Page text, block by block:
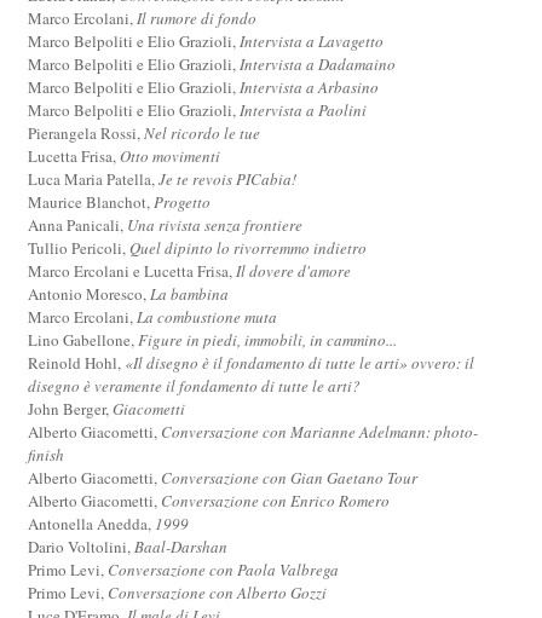
Marco Ercolani,Il rumore di fondo
Marco Belpoliti e Elio Grazioli,Intervista a Lavagetto
Marco Belpoliti e Elio Grazioli,Intervista a Dadamaino
Marco Belpoliti e Elio Grazioli,Intervista a Arbasino
Marco Belpoliti e Elio Grazioli,Intervista a Paolini
Pierangela Rossi,Nel ricordo le tue
Lucetta Frisa,Otto movimenti
Luca Maria Patella,Je te revois PICabia!
Maurice Blanchot,Progetto
Anna Panicali, Una rivista senza frontiere
Tullio Pericoli,Quel dipinto lo rivorremmo indietro
Marco Ercolani e Lucetta Frisa,Il dovere d'amore
Antonio Moresco,La bambina
Marco Ercolani,La combustione muta
Lino Gabellone,Figure in piedi, immobili, in cammino...
Reinold Hohl, «Il disegno è il fondamento di tutte le arti» ovvero: il
disegno è veramente il fondamento di tutte le arti?
John Berger,Giacometti
Alberto Giacometti, Conversazione con Marianne Adelmann: photo-
finish
Alberto Giacometti, Conversazione con Gian Gaetano Tour
Alberto Giacometti, Conversazione con Enrico Romero
Antonella Anedda, 1999
Dario Voltolini,Baal-Darshan
Primo Levi, Conversazione con Paola Valbrega
Primo Levi, Conversazione con Alberto Gozzi